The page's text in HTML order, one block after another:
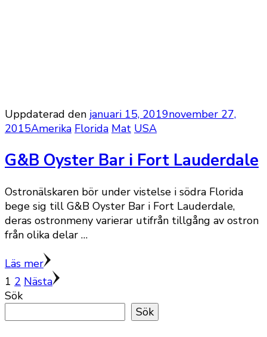
Uppdaterad den januari 15, 2019november 27,
2015Amerika Florida Mat USA
G&B Oyster Bar i Fort Lauderdale
Ostronälskaren bör under vistelse i södra Florida
bege sig till G&B Oyster Bar i Fort Lauderdale,
deras ostronmeny varierar utifrån tillgång av ostron
från olika delar …
Läs mer
Sidnumrering
för
inlägg
Sida
1 Sida
2 Nästa
Sök
Sök